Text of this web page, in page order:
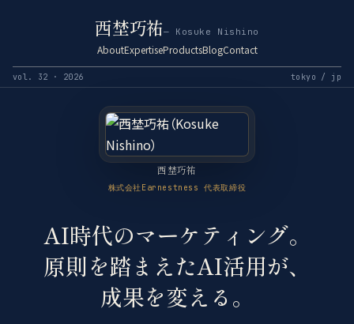
西埜巧祐— Kosuke Nishino
AboutExpertiseProductsBlogContact
vol. 32 · 2026 tokyo / jp
AI時代のマーケティング。
原則を踏まえたAI活用が、
成果を変える。
西埜巧祐
株式会社Earnestness 代表取締役